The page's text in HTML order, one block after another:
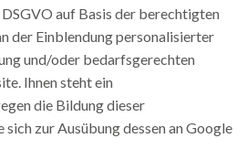
auf Basis der berechtigten
der Einblendung personalisierter
und/oder bedarfsgerechten
Ihnen steht ein
die Bildung dieser
zur Ausübung dessen an Google